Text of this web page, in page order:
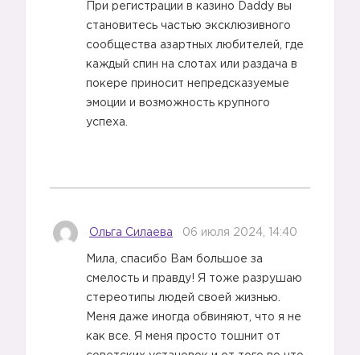
При регистрации в казино Daddy вы
становитесь частью эксклюзивного
сообщества азартных любителей, где
каждый спин на слотах или раздача в
покере приносит непредсказуемые
эмоции и возможность крупного
успеха.
Ольга Силаева 06 июля 2024, 14:40
Мила, спасибо Вам большое за
смелость и правду! Я тоже разрушаю
стереотипы людей своей жизнью.
Меня даже иногда обвиняют, что я не
как все. Я меня просто тошнит от